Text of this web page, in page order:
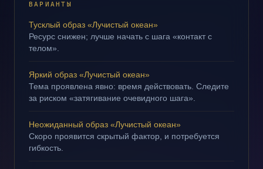
ВАРИАНТЫ
Тусклый образ «Лучистый океан»
Ресурс снижен; лучше начать с шага «контакт с
телом».
Яркий образ «Лучистый океан»
Тема проявлена явно: время действовать. Следите
за риском «затягивание очевидного шага».
Неожиданный образ «Лучистый океан»
Скоро проявится скрытый фактор, и потребуется
гибкость.